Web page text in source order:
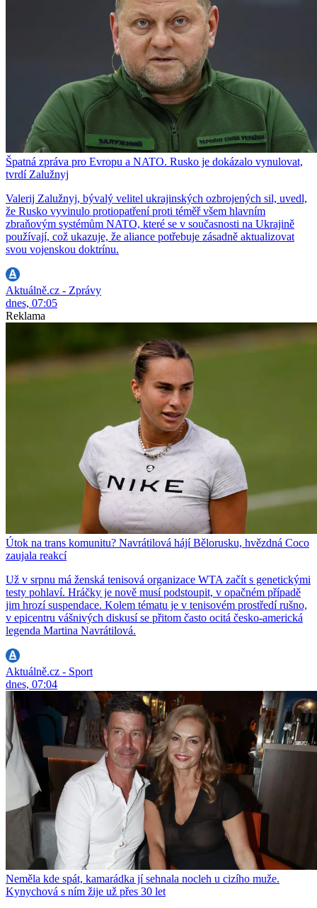
Špatná zpráva pro Evropu a NATO. Rusko je dokázalo vynulovat,
tvrdí Zalužnyj
Valerij Zalužnyj, bývalý velitel ukrajinských ozbrojených sil, uvedl,
že Rusko vyvinulo protiopatření proti téměř všem hlavním
zbraňovým systémům NATO, které se v současnosti na Ukrajině
používají, což ukazuje, že aliance potřebuje zásadně aktualizovat
svou vojenskou doktrínu.
Aktuálně.cz - Zprávy
dnes, 07:05
Reklama
Útok na trans komunitu? Navrátilová hájí Bělorusku, hvězdná Coco
zaujala reakcí
Už v srpnu má ženská tenisová organizace WTA začít s genetickými
testy pohlaví. Hráčky je nově musí podstoupit, v opačném případě
jim hrozí suspendace. Kolem tématu je v tenisovém prostředí rušno,
v epicentru vášnivých diskusí se přitom často ocitá česko-americká
legenda Martina Navrátilová.
Aktuálně.cz - Sport
dnes, 07:04
Neměla kde spát, kamarádka jí sehnala nocleh u cizího muže.
Kynychová s ním žije už přes 30 let